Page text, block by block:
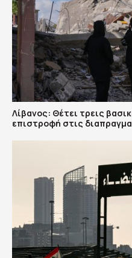
Λίβανος: Θέτει τρεις
επιστροφή στις